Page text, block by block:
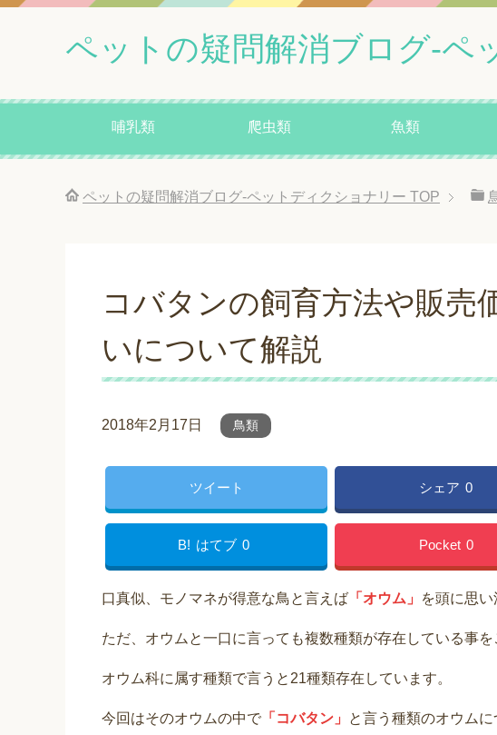
ペットの疑問解消ブログ-ペ
哺乳類 爬虫類 魚類
ペットの疑問解消ブログ-ペットディクショナリー TOP
コバタンの飼育方法や販売
いについて解説
2018年2月17日 鳥類
ツイート シェア 0
B! はてブ 0 Pocket 0
口真似、モノマネが得意な鳥と言えば 「オウム」 を頭に思い
ただ、オウムと一口に言っても複数種類が存在している事を
オウム科に属す種類で言うと21種類存在しています。
今回はそのオウムの中で 「コバタン」 と言う種類のオウム